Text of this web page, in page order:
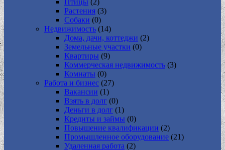
Птицы (2)
Растения (3)
Собаки (0)
Недвижимость (14)
Дома, дачи, коттеджи (2)
Земельные участки (0)
Квартиры (9)
Коммерческая недвижимость (3)
Комнаты (0)
Работа и бизнес (27)
Вакансии (1)
Взять в долг (0)
Деньги в долг (1)
Кредиты и займы (0)
Повышение квалификации (2)
Промышленное оборудование (21)
Удаленная работа (2)